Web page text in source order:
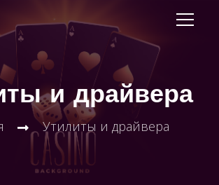
и драйвера
Утилиты и драйвера